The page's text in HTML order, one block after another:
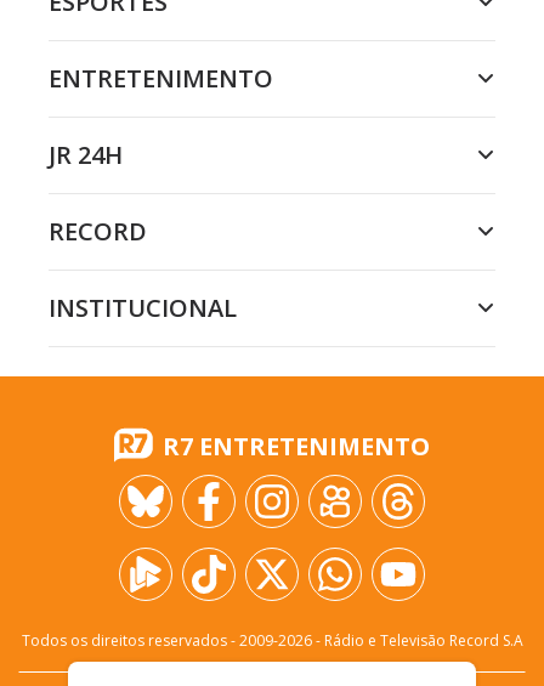
ENTRETENIMENTO
JR 24H
RECORD
INSTITUCIONAL
R7 ENTRETENIMENTO
Todos os direitos reservados - 2009-2026- Rádio e Televisão Record S.A